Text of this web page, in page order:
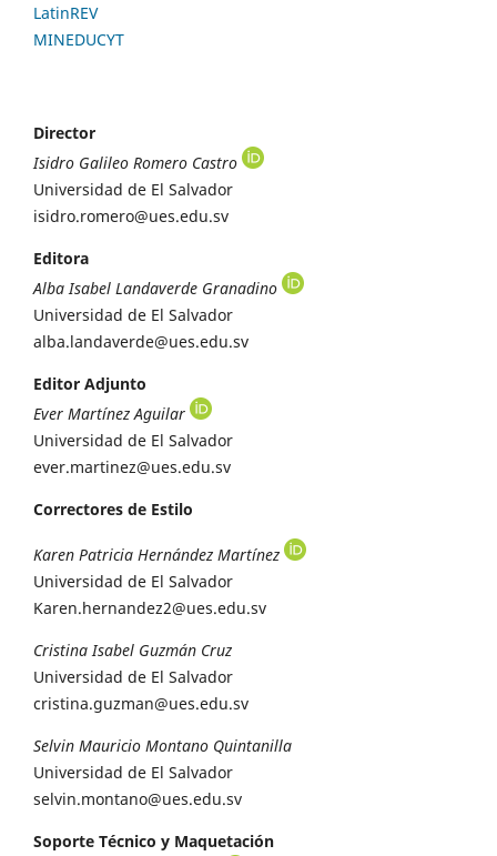
LatinREV
MINEDUCYT
Director
Isidro Galileo Romero Castro
Universidad de El Salvador
isidro.romero@ues.edu.sv
Editora
Alba Isabel Landaverde Granadino
Universidad de El Salvador
alba.landaverde@ues.edu.sv
Editor Adjunto
Ever Martínez Aguilar
Universidad de El Salvador
ever.martinez@ues.edu.sv
Correctores de Estilo
Karen Patricia Hernández Martínez
Universidad de El Salvador
Karen.hernandez2@ues.edu.sv
Cristina Isabel Guzmán Cruz
Universidad de El Salvador
cristina.guzman@ues.edu.sv
Selvin Mauricio Montano Quintanilla
Universidad de El Salvador
selvin.montano@ues.edu.sv
Soporte Técnico y Maquetación